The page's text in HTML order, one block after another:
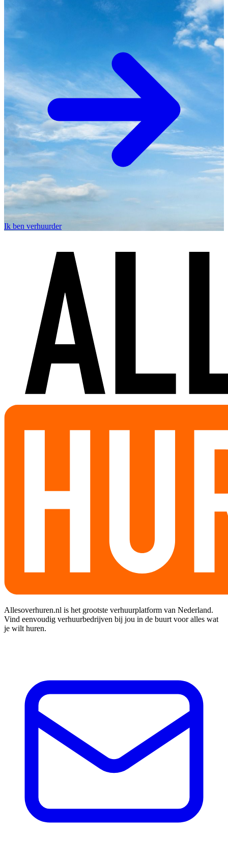
Ik ben verhuurder
Allesoverhuren.nl is het grootste verhuurplatform van Nederland.
Vind eenvoudig verhuurbedrijven bij jou in de buurt voor alles wat
je wilt huren.